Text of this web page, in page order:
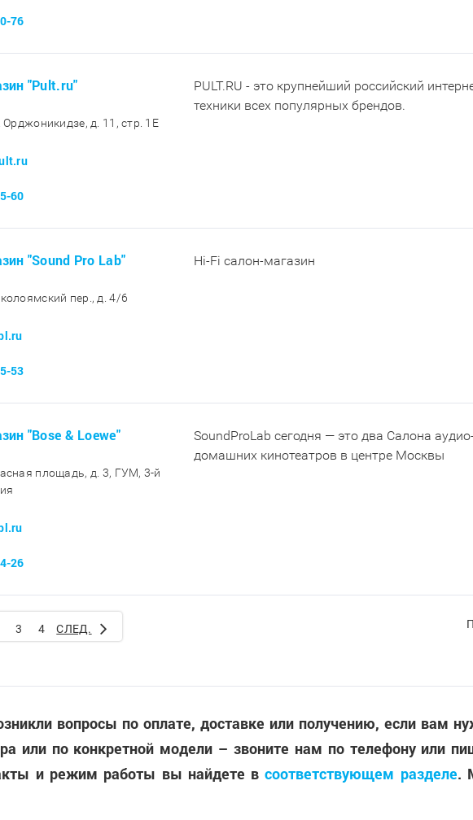
76
"Pult.ru"
Орджоникидзе, д. 11, стр. 1E
60
PULT.RU - это крупнейший российский
техники всех популярных брендов.
"Sound Pro Lab"
пер., д. 4/6
53
Hi-Fi салон-магазин
"Bose & Loewe"
площадь, д. 3, ГУМ, 3-й
26
SoundProLab сегодня — это два Салона
домашних кинотеатров в центре Москвы
3 4 СЛЕД.
вопросы по оплате, доставке или получению, если вам
или по конкретной модели – звоните нам по телефону или
и режим работы вы найдете всоответствующем разделе.